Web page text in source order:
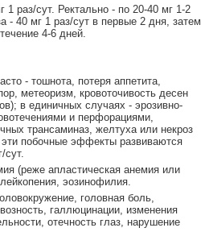
1 раз/сут. Ректально - по 20-40 мг 1-2
- 40 мг 1 раз/сут в первые 2 дня, затем
4-6 дней.
- тошнота, потеря аппетита,
метеоризм, кровоточивость десен
в единичных случаях - эрозивно-
и перфорациями,
трансаминаз, желтуха или некроз
побочные эффекты развиваются
(реже апластическая анемия или
эозинофилия.
головная боль,
галлюцинации, изменения
отечность глаз, нарушение